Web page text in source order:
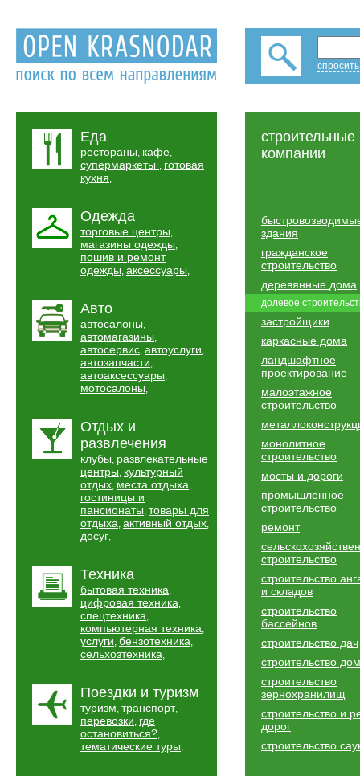
Еда
рестораны, кафе,
супермаркеты , готовая
кухня,
Одежда
торговые центры,
магазины одежды,
пошив и ремонт
одежды, аксессуары,
Авто
автосалоны,
автомагазины,
автосервис, автоуслуги,
автозапчасти,
автоаксессуары,
мотосалоны,
Отдых и
развлечения
клубы, развлекательные
центры, культурный
отдых, места отдыха,
гостиницы и
пансионаты, товары для
отдыха, активный отдых,
досуг,
Техника
бытовая техника,
цифровая техника,
спецтехника,
компьютерная техника,
услуги, бензотехника,
сельхозтехника,
Поездки и туризм
туризм, транспорт,
перевозки, где
остановиться?,
тематические туры,
строительные
компании
здания
гражданское
строительство
деревянные дома
долевое
застройщики
каркасные дома
ландшафтное
проектирование
малоэтажное
строительство
монолитное
строительство
мосты и дороги
промышленное
строительство
ремонт
строительство
строительство
и складов
строительство
бассейнов
строительство дач
строительство
строительство
зернохранилищ
строительство и
дорог
строительство